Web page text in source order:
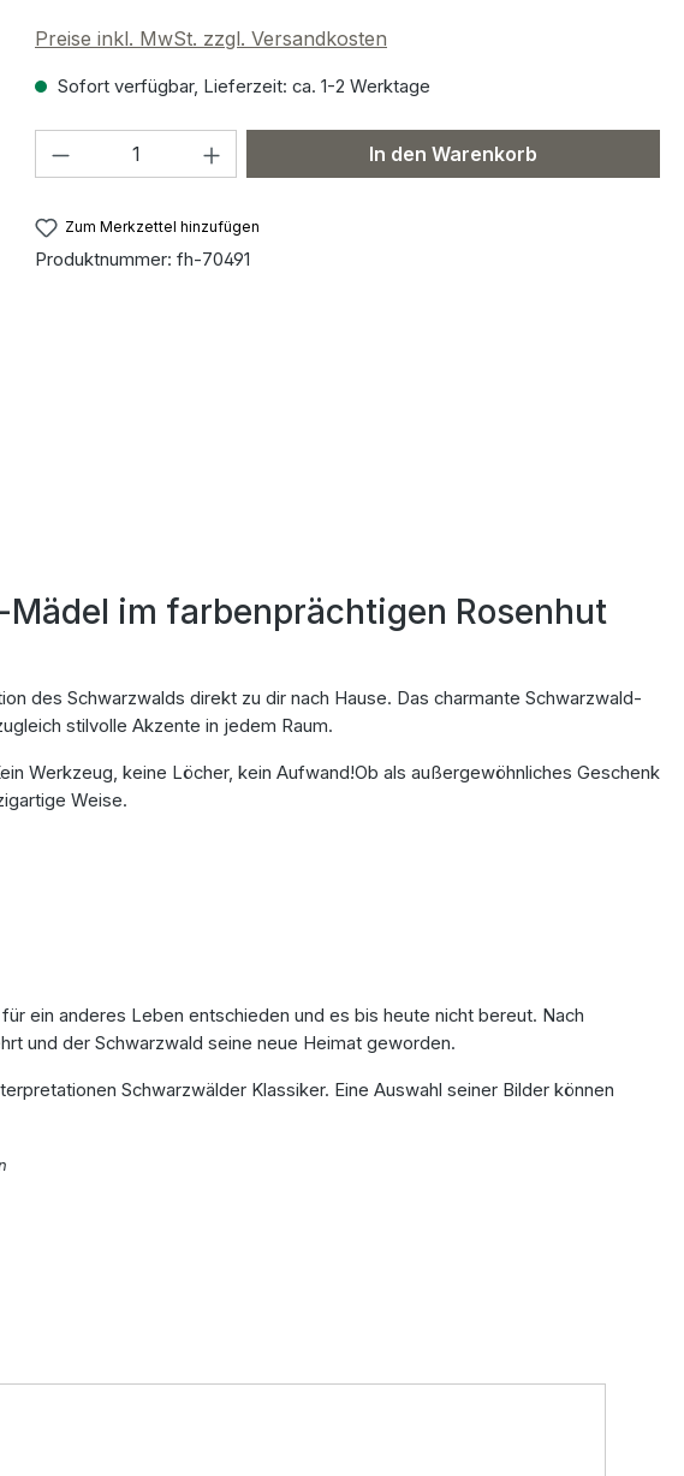
Preise inkl. MwSt. zzgl. Versandkosten
Sofort verfügbar, Lieferzeit: ca. 1-2 Werktage
Produkt Anzahl: Gib den gewünschten Wert
In den Warenkorb
Zum Merkzettel hinzufügen
Produktnummer: fh-70491
im farbenprächtigen Rosenhut
des Schwarzwalds direkt zu dir nach Hause. Das charmante Schwarzwald-
stilvolle Akzente in jedem Raum.
Werkzeug, keine Löcher, kein Aufwand!Ob als außergewöhnliches Geschenk
Weise.
ein anderes Leben entschieden und es bis heute nicht bereut. Nach
und der Schwarzwald seine neue Heimat geworden.
Schwarzwälder Klassiker. Eine Auswahl seiner Bilder können